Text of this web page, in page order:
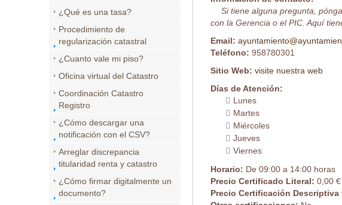
Si tiene alguna pregunta,
con la Gerencia o el PIC. Aquí
Email:
Teléfono: 958780301
Sitio Web: visite nuestra web
Días de Atención:
Lunes
Martes
Miércoles
Jueves
Viernes
Horario: De 09:00 a 14:00 horas
Precio Certificado Literal: 0,00 €
Precio Certificación Descriptiva
¿Qué es una tasa?
Procedimiento de
regularización catastral
¿Cuanto vale mi piso?
Oficina virtual del Catastro
Coordinación Catastro
Registro
¿Cómo descargar una
notificación con el CSV?
Arreglar discrepancia
titularidad renta y catastro
¿Cómo firmar digitalmente un
documento?